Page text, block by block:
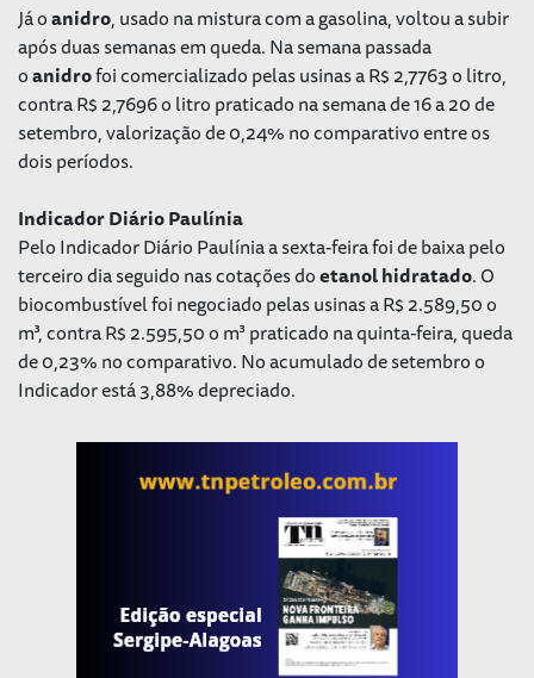
Já oanidro, usado na mistura com a gasolina, voltou a subir
após duas semanas em queda. Na semana passada
oanidrofoi comercializado pelas usinas a R$ 2,7763 o litro,
contra R$ 2,7696 o litro praticado na semana de 16 a 20 de
setembro, valorização de 0,24% no comparativo entre os
dois períodos.
Indicador Diário Paulínia
Pelo Indicador Diário Paulínia a sexta-feira foi de baixa pelo
terceiro dia seguido nas cotações doetanolhidratado. O
biocombustível foi negociado pelas usinas a R$ 2.589,50 o
m³, contra R$ 2.595,50 o m³ praticado na quinta-feira, queda
de 0,23% no comparativo. No acumulado de setembro o
Indicador está 3,88% depreciado.